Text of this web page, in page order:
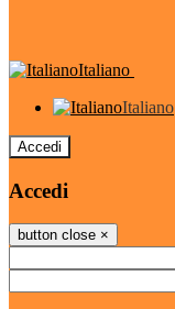
Italiano
Italiano
Accedi
Accedi
button close ×